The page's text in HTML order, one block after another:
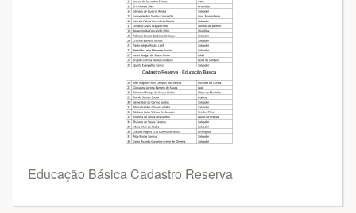
Educação Básica Cadastro Reserva